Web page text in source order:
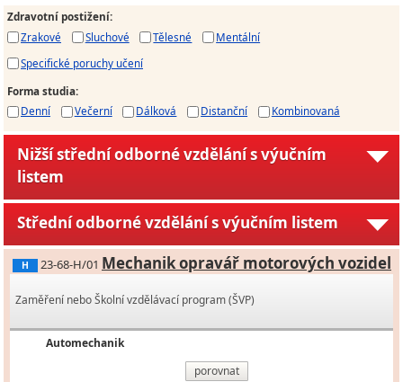
Zdravotní postižení:
Zrakové
Sluchové Tělesné
Mentální
Specifické poruchy učení
Forma studia:
Denní
Večerní Dálková Distanční Kombinovaná
Nižší střední odborné vzdělání s výučním
listem
Střední odborné vzdělání s výučním listem
H 23-68-H/01 Mechanik opravář motorových vozidel
Zaměření nebo Školní vzdělávací program (ŠVP)
Automechanik
porovnat